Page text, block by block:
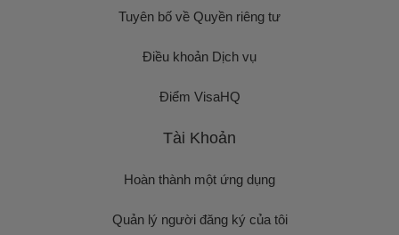
Tuyên bố về Quyền riêng tư
Điều khoản Dịch vụ
Điểm VisaHQ
Tài Khoản
Hoàn thành một ứng dụng
Quản lý người đăng ký của tôi